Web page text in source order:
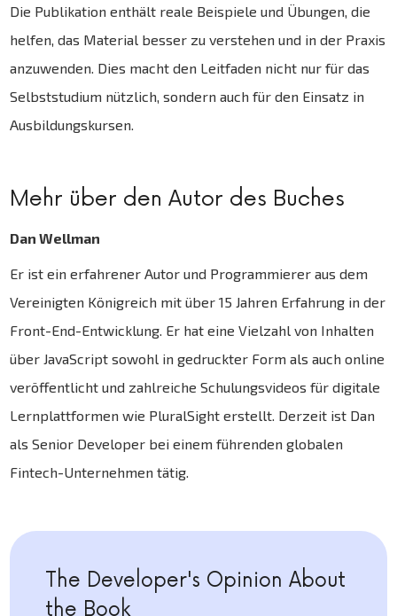
Die Publikation enthält reale Beispiele und Übungen, die
helfen, das Material besser zu verstehen und in der Praxis
anzuwenden. Dies macht den Leitfaden nicht nur für das
Selbststudium nützlich, sondern auch für den Einsatz in
Ausbildungskursen.
Mehr über den Autor des Buches
Dan Wellman
Er ist ein erfahrener Autor und Programmierer aus dem
Vereinigten Königreich mit über 15 Jahren Erfahrung in der
Front-End-Entwicklung. Er hat eine Vielzahl von Inhalten
über JavaScript sowohl in gedruckter Form als auch online
veröffentlicht und zahlreiche Schulungsvideos für digitale
Lernplattformen wie PluralSight erstellt. Derzeit ist Dan
als Senior Developer bei einem führenden globalen
Fintech-Unternehmen tätig.
The Developer's Opinion About
the Book